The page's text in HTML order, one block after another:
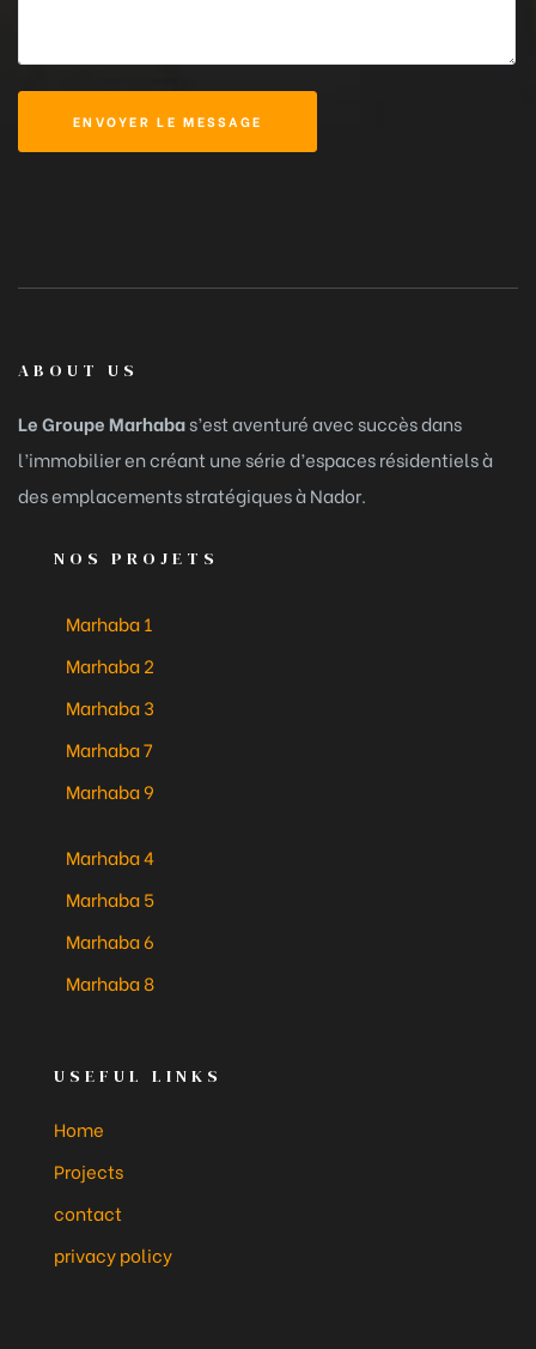
ENVOYER LE MESSAGE
ABOUT US
Le Groupe Marhabas’est aventuré avec succès dans
l’immobilier en créant une série d’espaces résidentiels à
des emplacements stratégiques à Nador.
NOS PROJETS
Marhaba 1
Marhaba 2
Marhaba 3
Marhaba 7
Marhaba 9
Marhaba 4
Marhaba 5
Marhaba 6
Marhaba 8
USEFUL LINKS
Home
Projects
contact
privacy policy